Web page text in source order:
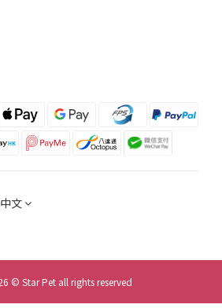
文
© Star Pet all rights reserved